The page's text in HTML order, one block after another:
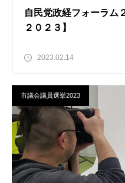
自民党政経フォーラ
２０２３】
2023.02.14
市議会議員選挙2023